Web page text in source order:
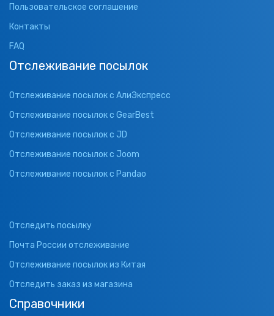
Пользовательское соглашение
Контакты
FAQ
Отслеживание посылок
Отслеживание посылок с АлиЭкспресс
Отслеживание посылок с GearBest
Отслеживание посылок с JD
Отслеживание посылок с Joom
Отслеживание посылок с Pandao
Отследить посылку
Почта России отслеживание
Отслеживание посылок из Китая
Отследить заказ из магазина
Справочники